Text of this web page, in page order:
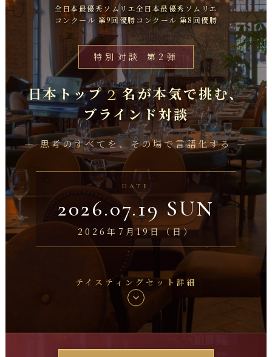
全日本最優秀ソムリエ
コンクール 第9回優勝
全日本最優秀ソムリエ
コンクール 第8回優勝
特別対談 第2弾
日本トップ2名が本気で挑む、
ブラインド対談
― 思考のすべてを、その場で言語化する ―
DATE
2026.07.19 SUN
2026年7月19日（日）
テイスティングセット詳細